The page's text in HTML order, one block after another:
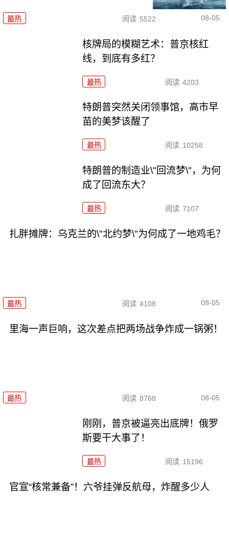
最热 阅读 5522 08-05
核牌局的模糊艺术：普京核红
线，到底有多红？
最热 阅读 4203
特朗普突然关闭领事馆，高市早
苗的美梦该醒了
最热 阅读 10258
特朗普的制造业\"回流梦\"，为何
成了回流东大？
最热 阅读 7107
扎胖摊牌：乌克兰的\"北约梦\"为何成了一地鸡毛？
最热 阅读 4108 08-05
里海一声巨响，这次差点把两场战争炸成一锅粥！
最热 阅读 8768 08-05
刚刚，普京被逼亮出底牌！俄罗
斯要干大事了！
最热 阅读 15196
官宣“核常兼备”！六爷挂弹反航母，炸醒多少人